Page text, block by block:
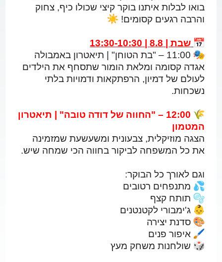
בואו לבלות איתנו בוקר קיצי שכולו כיף, צחוק
והרבה רגעים קסומים!
שבת | 8.8 | 13:30-10:30
11:00 – "בת הטוחן" | תיאטרון באמבולה
אגדה קסומה ומלאת הומור שתסחף את הילדים
לעולם של דמיון, הרפתקאות ודמויות בלתי
נשכחות.
12:00 – "החווה של דודה טובה" | תיאטרון
המטמון
הצגה מוזיקלית, צבעונית ומשעשעת שמזמינה
את כל המשפחה לביקור בחווה הכי שמחה שיש.
וגם לאורך כל הבוקר:
מתנפחים רטובים
תותח קצף
ג'ימבורי לקטנטנים
סדנת יצירה
איפור פנים
שולחנות משחק מעץ